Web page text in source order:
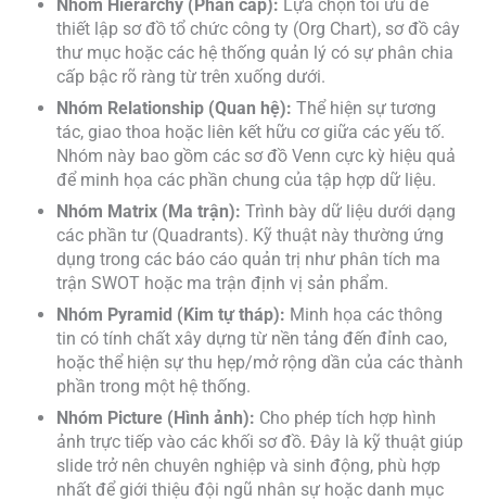
Nhóm Hierarchy (Phân cấp): Lựa chọn tối ưu để
thiết lập sơ đồ tổ chức công ty (Org Chart), sơ đồ cây
thư mục hoặc các hệ thống quản lý có sự phân chia
cấp bậc rõ ràng từ trên xuống dưới.
Nhóm Relationship (Quan hệ): Thể hiện sự tương
tác, giao thoa hoặc liên kết hữu cơ giữa các yếu tố.
Nhóm này bao gồm các sơ đồ Venn cực kỳ hiệu quả
để minh họa các phần chung của tập hợp dữ liệu.
Nhóm Matrix (Ma trận): Trình bày dữ liệu dưới dạng
các phần tư (Quadrants). Kỹ thuật này thường ứng
dụng trong các báo cáo quản trị như phân tích ma
trận SWOT hoặc ma trận định vị sản phẩm.
Nhóm Pyramid (Kim tự tháp): Minh họa các thông
tin có tính chất xây dựng từ nền tảng đến đỉnh cao,
hoặc thể hiện sự thu hẹp/mở rộng dần của các thành
phần trong một hệ thống.
Nhóm Picture (Hình ảnh): Cho phép tích hợp hình
ảnh trực tiếp vào các khối sơ đồ. Đây là kỹ thuật giúp
slide trở nên chuyên nghiệp và sinh động, phù hợp
nhất để giới thiệu đội ngũ nhân sự hoặc danh mục